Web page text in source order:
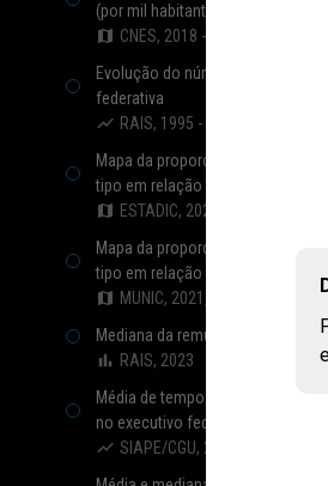
(por mil habitantes)
CNES, 2018 - 2024
Evolução do número de vínculos
federativa
RAIS, 1995 - 2023
Mapa da proporção e total de
tipo em relação a todos os
ESTADIC, 2021, 2023
Mapa da proporção e total de
tipo em relação a todos os
MUNIC, 2021, 2024
Mediana da remuneração de
RAIS, 2023
Média de tempo de contribuição
no executivo federal
SIAPE/CGU, 2024